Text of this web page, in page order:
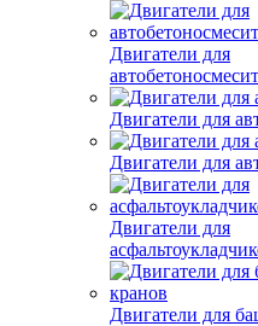
Двигатели для
Двигатели для
Двигатели для
Двигатели для
Двигатели для